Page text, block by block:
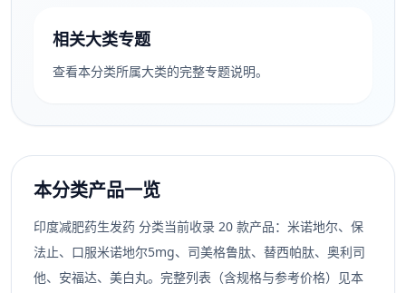
相关大类专题
查看本分类所属大类的完整专题说明。
本分类产品一览
印度减肥药生发药 分类当前收录 20 款产品：米诺地尔、保
法止、口服米诺地尔5mg、司美格鲁肽、替西帕肽、奥利司
他、安福达、美白丸。完整列表（含规格与参考价格）见本